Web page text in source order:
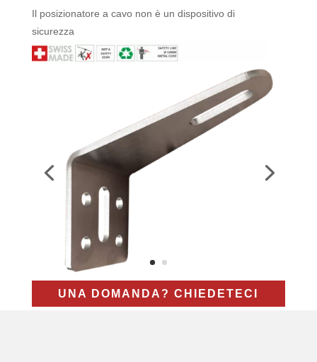
Il posizionatore a cavo non è un dispositivo di
sicurezza
UNA DOMANDA? CHIEDETECI